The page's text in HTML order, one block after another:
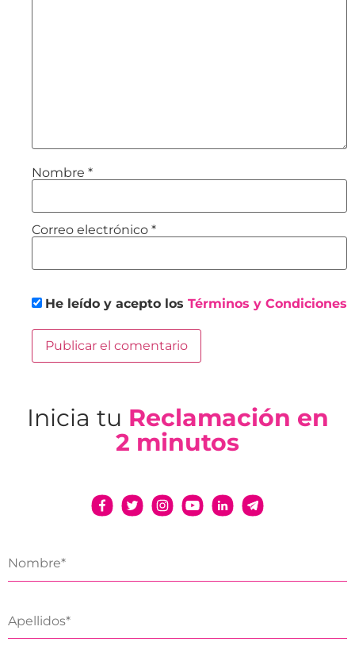
Nombre *
Correo electrónico *
He leído y acepto los Términos y Condiciones
Inicia tu Reclamación en
2 minutos